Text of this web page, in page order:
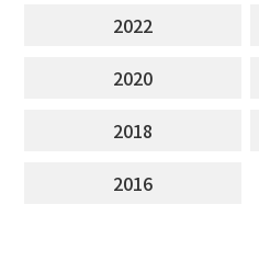
2022
2020
2018
2016